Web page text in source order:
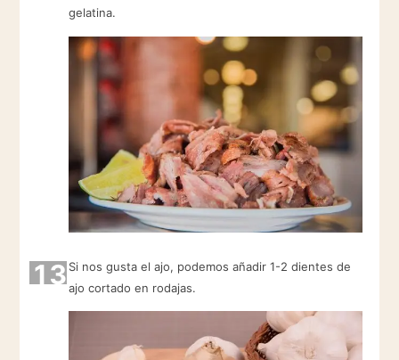
gelatina.
13 Si nos gusta el ajo, podemos añadir 1-2 dientes de
ajo cortado en rodajas.